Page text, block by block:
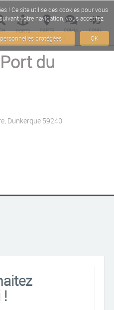
PORTS CARTE COMM. CONN.
du
Dunkerque 59240
! Ce site utilise des cookies pour vous
votre navigation, vous acceptez
OK
protégées !